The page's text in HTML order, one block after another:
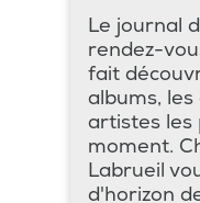
Le journal
rendez-
fait
albums,
artistes les
moment.
Labrueil
d'horizon